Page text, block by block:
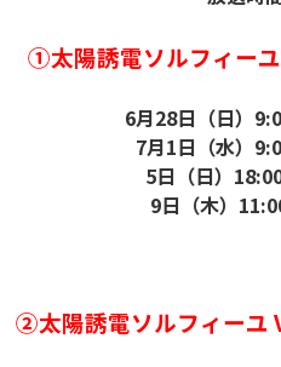
①太陽誘電ソルフィー
6月28日（日）
7月1日（水）
5日（日）
9日（木）
②太陽誘電ソルフィーユ